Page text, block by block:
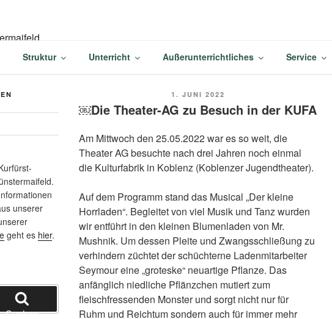
GYMNASIUM
Struktur Unterricht Außerunterrichtliches Service
VERÖFFENTLICHT
1. JUNI 2022
￼Die Theater-AG zu Besuch in der KUFA
Am Mittwoch den 25.05.2022 war es so weit, die
Theater AG besuchte nach drei Jahren noch einmal
die Kulturfabrik in Koblenz (Koblenzer Jugendtheater).
Auf dem Programm stand das Musical „Der kleine
Horrladen“. Begleitet von viel Musik und Tanz wurden
wir entführt in den kleinen Blumenladen von Mr.
Mushnik. Um dessen Pleite und Zwangsschließung zu
verhindern züchtet der schüchterne Ladenmitarbeiter
Seymour eine „groteske“ neuartige Pflanze. Das
anfänglich niedliche Pflänzchen mutiert zum
fleischfressenden Monster und sorgt nicht nur für
Ruhm und Reichtum sondern auch für immer mehr
unserer
geht es hier.
Suchen